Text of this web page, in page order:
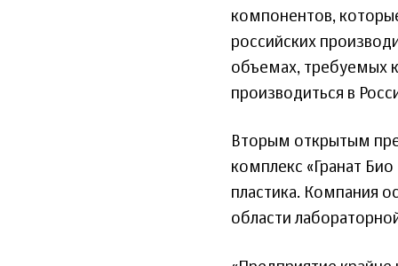
компонентов,
российских
объемах, требуемых
производиться в
Вторым открытым
комплекс «Гранат
пластика. Компания
области